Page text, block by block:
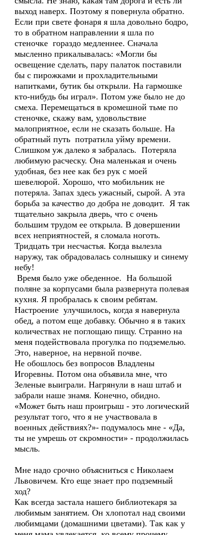
выход наверх. Поэтому я повернула обратно.
Если при свете фонаря я шла довольно бодро,
то в обратном направлении я шла по
стеночке гораздо медленнее. Сначала
мысленно прикалывалась: «Могли бы
освещение сделать, пару палаток поставили
бы с пирожками и прохладительными
напитками, бутик бы открыли. На гармошке
кто-нибудь бы играл». Потом уже было не до
смеха. Перемещаться в кромешной тьме по
стеночке, скажу вам, удовольствие
малоприятное, если не сказать больше. На
обратный путь потратила уйму времени.
Слишком уж далеко я забралась. Потеряла
любимую расческу. Она маленькая и очень
удобная, без нее как без рук с моей
шевелюрой. Хорошо, что мобильник не
потеряла. Запах здесь ужасный, сырой. А эта
борьба за качество до добра не доводит. Я так
тщательно закрыла дверь, что с очень
большим трудом ее открыла. В довершении
всех неприятностей, я сломала ноготь.
Тридцать три несчастья. Когда вылезла
наружу, так обрадовалась солнышку и синему
небу!
Время было уже обеденное. На большой
поляне за корпусами была развернута полевая
кухня. Я пробралась к своим ребятам.
Настроение улучшилось, когда я навернула
обед, а потом еще добавку. Обычно я в таких
количествах не поглощаю пищу. Странно на
меня подействовала прогулка по подземелью.
Это, наверное, на нервной почве.
Не обошлось без вопросов Владлены
Игоревны. Потом она объявила мне, что
Зеленые выиграли. Нагрянули в наш штаб и
забрали наше знамя. Конечно, обидно.
«Может быть наш проигрыш - это логический
результат того, что я не участвовала в
военных действиях?»- подумалось мне - «Да,
ты не умрешь от скромности» - продолжилась
мысль.
Мне надо срочно объясниться с Николаем
Львовичем. Кто еще знает про подземный
ход?
Как всегда застала нашего библиотекаря за
любимым занятием. Он хлопотал над своими
любимцами (домашними цветами). Так как у